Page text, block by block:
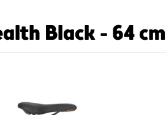
Black - 64 cm